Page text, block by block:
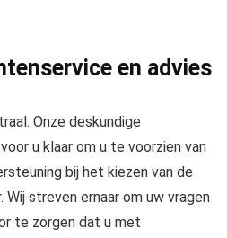
en advies
Onze deskundige
u klaar om u te voorzien van
bij het kiezen van de
streven ernaar om uw vragen
te zorgen dat u met